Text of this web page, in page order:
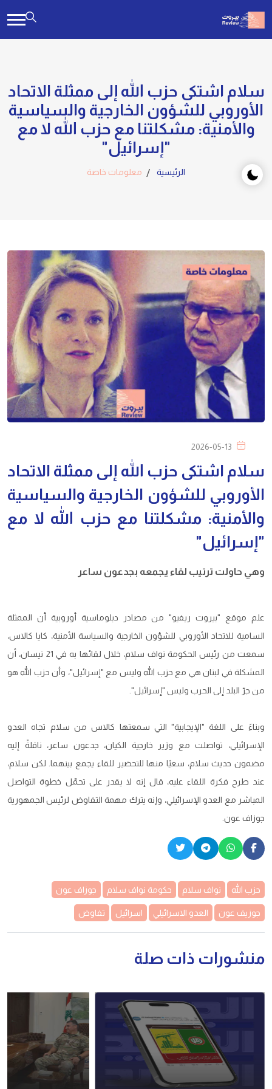
سلام اشتكى حزب الله إلى ممثلة الاتحاد
الأوروبي للشؤون الخارجية والسياسية
والأمنية: مشكلتنا مع حزب الله لا مع
"إسرائيل"
الرئيسية معلومات خاصة
2026-05-13
سلام اشتكى حزب الله إلى ممثلة الاتحاد
الأوروبي للشؤون الخارجية والسياسية
والأمنية: مشكلتنا مع حزب الله لا مع
"إسرائيل"
وهي حاولت ترتيب لقاء يجمعه بجدعون ساعر
علم موقع "بيروت ريفيو" من مصادر دبلوماسية أوروبية أن الممثلة
السامية للاتحاد الأوروبي للشؤون الخارجية والسياسة الأمنية، كايا كالاس،
سمعت من رئيس الحكومة نواف سلام، خلال لقائها به في 21 نيسان، أن
المشكلة في لبنان هي مع حزب الله وليس مع "إسرائيل"، وأن حزب الله هو
من جرّ البلد إلى الحرب وليس "إسرائيل".
وبناءً على اللغة "الإيجابية" التي سمعتها كالاس من سلام تجاه العدو
الإسرائيلي، تواصلت مع وزير خارجية الكيان، جدعون ساعر، ناقلةً إليه
مضمون حديث سلام، سعيًا منها للتحضير للقاء يجمع بينهما. لكن سلام،
عند طرح فكرة اللقاء عليه، قال إنه لا يقدر على تحمّل خطوة التواصل
المباشر مع العدو الإسرائيلي، وإنه يترك مهمة التفاوض لرئيس الجمهورية
جوزاف عون.
حزب الله نواف سلام حكومة نواف سلام جوزاف عون
جوزيف عون العدو الاسرائيلي اسرائيل تفاوض
منشورات ذات صلة